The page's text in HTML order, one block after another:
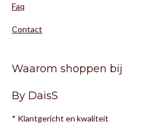
Faq
Contact
Waarom shoppen bij
By DaisS
* Klantgericht en kwaliteit